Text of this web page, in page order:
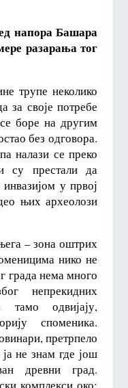
напора Башара
разарања тог
трупе неколико
за своје потребе
боре на другим
без одговора.
налази се преко
су престали да
у првој
њих археолози
– зона оштрих
нико не
града нема много
непрекидних
одвијају,
споменика.
претрпело
ја не знам где још
древни град.